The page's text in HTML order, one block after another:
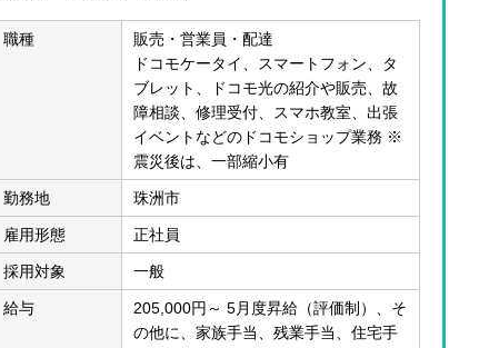
職種
販売・営業員・配達
ドコモケータイ、スマートフォン、タ
ブレット、ドコモ光の紹介や販売、故
障相談、修理受付、スマホ教室、出張
イベントなどのドコモショップ業務 ※
震災後は、一部縮小有
勤務地 珠洲市
雇用形態 正社員
採用対象 一般
給与
205,000円～ 5月度昇給（評価制）、そ
の他に、家族手当、残業手当、住宅手